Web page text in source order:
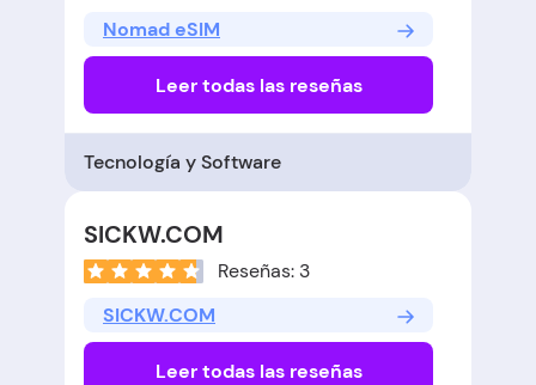
Nomad eSIM
Leer todas las reseñas
Tecnología y Software
SICKW.COM
Reseñas: 3
SICKW.COM
Leer todas las reseñas